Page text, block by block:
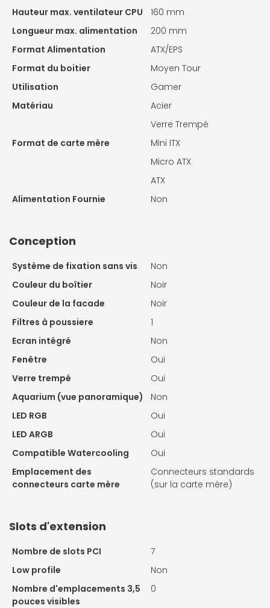
Hauteur max. ventilateur CPU
160 mm
Longueur max. alimentation
200 mm
Format Alimentation
ATX/EPS
Format du boitier
Moyen Tour
Utilisation
Gamer
Matériau
Acier
Verre Trempé
Format de carte mère
Mini ITX
Micro ATX
ATX
Alimentation Fournie
Non
Conception
Système de fixation sans vis
Non
Couleur du boîtier
Noir
Couleur de la facade
Noir
Filtres à poussiere
1
Ecran intégré
Non
Fenêtre
Oui
Verre trempé
Oui
Aquarium (vue panoramique)
Non
LED RGB
Oui
LED ARGB
Oui
Compatible Watercooling
Oui
Emplacement des
connecteurs carte mère
Connecteurs standards
(sur la carte mère)
Slots d'extension
Nombre de slots PCI
7
Low profile
Non
Nombre d'emplacements 3,5
pouces visibles
0